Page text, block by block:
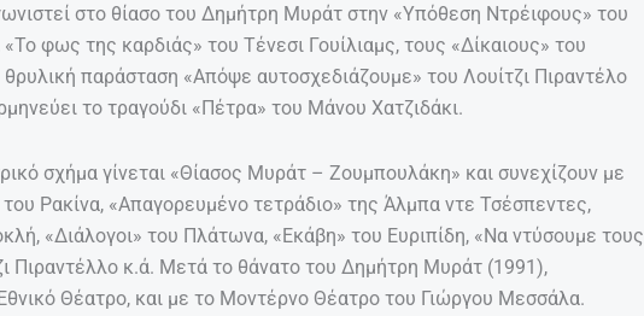
στο θίασο του Δημήτρη Μυράτ στην «Υπόθεση Ντρέιφους» του
φως της καρδιάς» του Τένεσι Γουίλιαμς, τους «Δίκαιους» του
παράσταση «Απόψε αυτοσχεδιάζουμε» του Λουίτζι Πιραντέλο
το τραγούδι «Πέτρα» του Μάνου Χατζιδάκι.
σχήμα γίνεται «Θίασος Μυράτ – Ζουμπουλάκη» και συνεχίζουν με
Ρακίνα, «Απαγορευμένο τετράδιο» της Άλμπα ντε Τσέσπεντες,
«Διάλογοι» του Πλάτωνα, «Εκάβη» του Ευριπίδη, «Να ντύσουμε τους
Πιραντέλλο κ.ά. Μετά το θάνατο του Δημήτρη Μυράτ (1991),
Θέατρο, και με το Μοντέρνο Θέατρο του Γιώργου Μεσσάλα.